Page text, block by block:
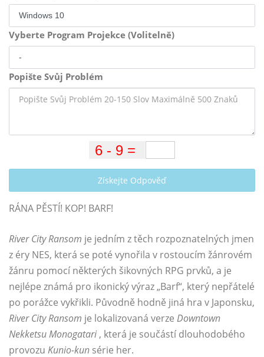
Vyberte Program Projekce (Volitelně)
Popište Svůj Problém
Získejte Odpověď
RÁNA PĚSTÍ! KOP! BARF!
River City Ransom je jedním z těch rozpoznatelných jmen
z éry NES, která se poté vynořila v rostoucím žánrovém
žánru pomocí některých šikovných RPG prvků, a je
nejlépe známá pro ikonický výraz „Barf“, který nepřátelé
po porážce vykřikli. Původně hodně jiná hra v Japonsku,
River City Ransom je lokalizovaná verze Downtown
Nekketsu Monogatari , která je součástí dlouhodobého
provozu Kunio-kun série her.